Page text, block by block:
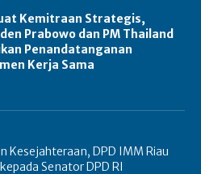
Kemitraan Strategis,
Prabowo dan PM Thailand
Penandatanganan
Kerja Sama
Kesejahteraan, DPD IMM Riau
Senator DPD RI